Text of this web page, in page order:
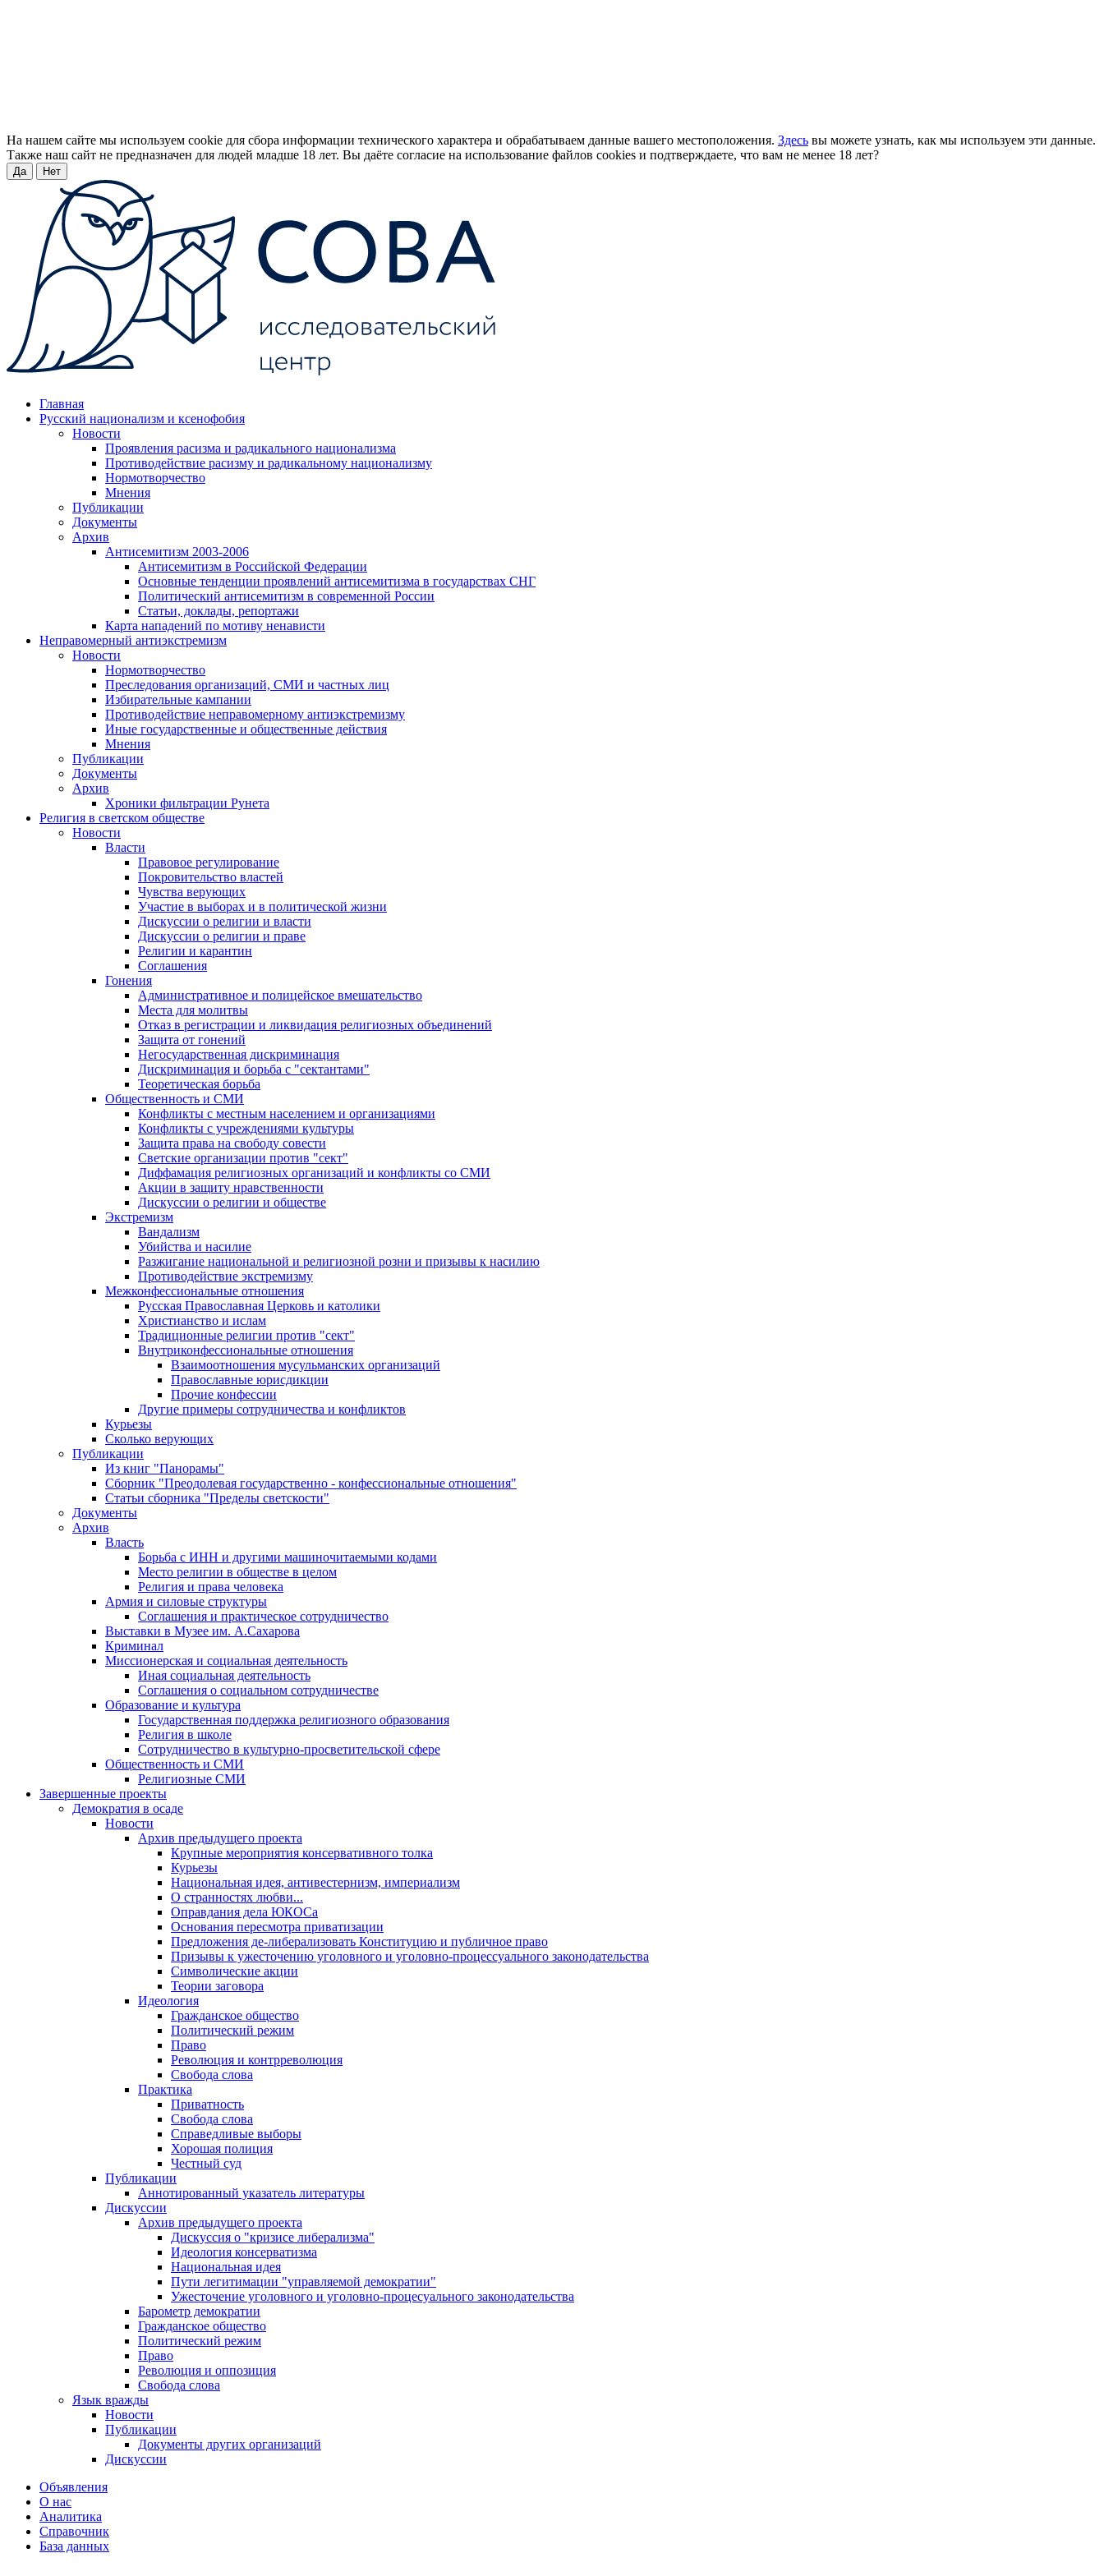
На нашем сайте мы используем cookie для сбора информации технического характера и обрабатываем данные вашего местоположения. Здесь вы можете узнать, как мы используем эти данные.
Также наш сайт не предназначен для людей младше 18 лет. Вы даёте согласие на использование файлов cookies и подтверждаете, что вам не менее 18 лет?
Да Нет
Главная
Русский национализм и ксенофобия
Новости
Проявления расизма и радикального национализма
Противодействие расизму и радикальному национализму
Нормотворчество
Мнения
Публикации
Документы
Архив
Антисемитизм 2003-2006
Антисемитизм в Российской Федерации
Основные тенденции проявлений антисемитизма в государствах СНГ
Политический антисемитизм в современной России
Статьи, доклады, репортажи
Карта нападений по мотиву ненависти
Неправомерный антиэкстремизм
Новости
Нормотворчество
Преследования организаций, СМИ и частных лиц
Избирательные кампании
Противодействие неправомерному антиэкстремизму
Иные государственные и общественные действия
Мнения
Публикации
Документы
Архив
Хроники фильтрации Рунета
Религия в светском обществе
Новости
Власти
Правовое регулирование
Покровительство властей
Чувства верующих
Участие в выборах и в политической жизни
Дискуссии о религии и власти
Дискуссии о религии и праве
Религии и карантин
Соглашения
Гонения
Административное и полицейское вмешательство
Места для молитвы
Отказ в регистрации и ликвидация религиозных объединений
Защита от гонений
Негосударственная дискриминация
Дискриминация и борьба с "сектантами"
Теоретическая борьба
Общественность и СМИ
Конфликты с местным населением и организациями
Конфликты с учреждениями культуры
Защита права на свободу совести
Светские организации против "сект"
Диффамация религиозных организаций и конфликты со СМИ
Акции в защиту нравственности
Дискуссии о религии и обществе
Экстремизм
Вандализм
Убийства и насилие
Разжигание национальной и религиозной розни и призывы к насилию
Противодействие экстремизму
Межконфессиональные отношения
Русская Православная Церковь и католики
Христианство и ислам
Традиционные религии против "сект"
Внутриконфессиональные отношения
Взаимоотношения мусульманских организаций
Православные юрисдикции
Прочие конфессии
Другие примеры сотрудничества и конфликтов
Курьезы
Сколько верующих
Публикации
Из книг "Панорамы"
Сборник "Преодолевая государственно - конфессиональные отношения"
Статьи сборника "Пределы светскости"
Документы
Архив
Власть
Борьба с ИНН и другими машиночитаемыми кодами
Место религии в обществе в целом
Религия и права человека
Армия и силовые структуры
Соглашения и практическое сотрудничество
Выставки в Музее им. А.Сахарова
Криминал
Миссионерская и социальная деятельность
Иная социальная деятельность
Соглашения о социальном сотрудничестве
Образование и культура
Государственная поддержка религиозного образования
Религия в школе
Сотрудничество в культурно-просветительской сфере
Общественность и СМИ
Религиозные СМИ
Завершенные проекты
Демократия в осаде
Новости
Архив предыдущего проекта
Крупные мероприятия консервативного толка
Курьезы
Национальная идея, антивестернизм, империализм
О странностях любви...
Оправдания дела ЮКОСа
Основания пересмотра приватизации
Предложения де-либерализовать Конституцию и публичное право
Призывы к ужесточению уголовного и уголовно-процессуального законодательства
Символические акции
Теории заговора
Идеология
Гражданское общество
Политический режим
Право
Революция и контрреволюция
Свобода слова
Практика
Приватность
Свобода слова
Справедливые выборы
Хорошая полиция
Честный суд
Публикации
Аннотированный указатель литературы
Дискуссии
Архив предыдущего проекта
Дискуссия о "кризисе либерализма"
Идеология консерватизма
Национальная идея
Пути легитимации "управляемой демократии"
Ужесточение уголовного и уголовно-процесуального законодательства
Барометр демократии
Гражданское общество
Политический режим
Право
Революция и оппозиция
Свобода слова
Язык вражды
Новости
Публикации
Документы других организаций
Дискуссии
Объявления
О нас
Аналитика
Справочник
База данных